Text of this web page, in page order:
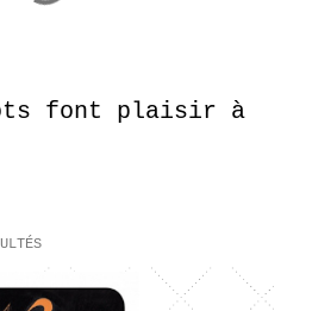
font plaisir à